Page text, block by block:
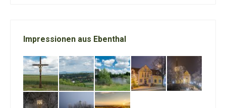
Impressionen aus Ebenthal